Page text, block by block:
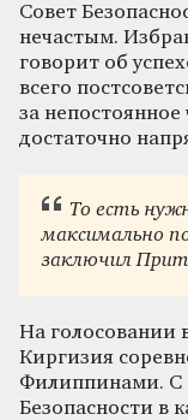
Совет
нечастым.
говорит об
всего
за
достаточно
То есть
максимально
заключил
На голосовании
Киргизия
Филиппинами. С
Безопасности в